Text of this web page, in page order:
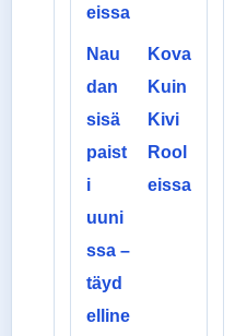
eissa
Nau
dan
sisä
paist
i
uuni
ssa –
täyd
elline
Kova
Kuin
Kivi
Rool
eissa